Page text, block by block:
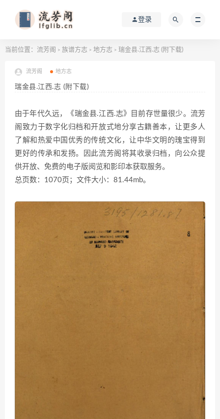
登录
当前位置： 流芳阁 > 族谱方志 > 地方志 > 瑞金县.江西.志 (附下载)
流芳阁 地方志
瑞金县.江西.志 (附下载)
由于年代久远，《瑞金县.江西.志》目前存世量很少。流芳
阁致力于数字化归档和开放式地分享古籍善本，让更多人
了解和热爱中国优秀的传统文化，让中华文明的瑰宝得到
更好的传承和发扬。因此流芳阁将其收录归档，向公众提
供开放、免费的电子版阅览和影印本获取服务。
总页数：1070页；文件大小：81.44mb。